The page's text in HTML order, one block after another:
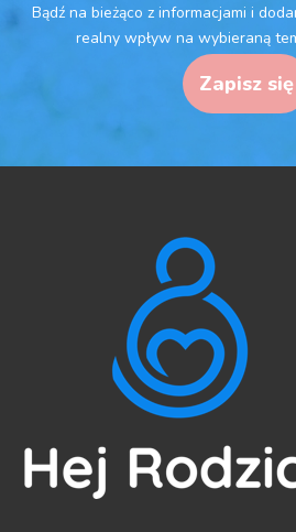
Bądź na bieżąco z informacjami i
realny wpływ na wybieraną
Zapisz się